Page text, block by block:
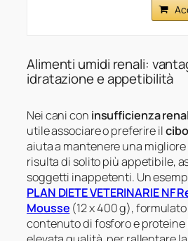
Alimenti umidi renali:
idratazione e appetibilità
Nei cani con insufficienza
utile associare o preferire il
aiuta a mantenere una
risulta di solito più appetibile,
soggetti inappetenti. Un
PLAN DIETE VETERINARIE NF
Mousse (12 x 400 g),
contenuto di fosforo e proteine